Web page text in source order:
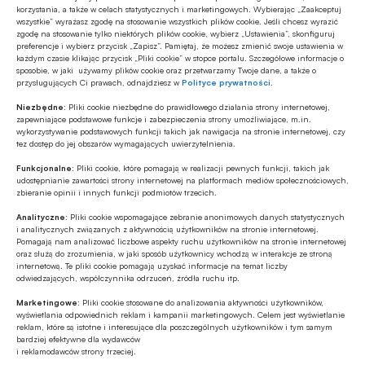
korzystania, a także w celach statystycznych i marketingowych. Wybierając „Zaakceptuj
wszystkie” wyrażasz zgodę na stosowanie wszystkich plików cookie. Jeśli chcesz wyrazić
zgodę na stosowanie tylko niektórych plików cookie, wybierz „Ustawienia”, skonfiguruj
preferencje i wybierz przycisk „Zapisz”. Pamiętaj, że możesz zmienić swoje ustawienia w
każdym czasie klikając przycisk „Pliki cookie” w stopce portalu. Szczegółowe informacje o
sposobie, w jaki używamy plików cookie oraz przetwarzamy Twoje dane, a także o
przysługujących Ci prawach, odnajdziesz wPolityce prywatności
Niezbędne: Pliki cookie niezbędne do prawidłowego działania strony internetowej,
zapewniające podstawowe funkcje i zabezpieczenia strony umożliwiające, m.in.
wykorzystywanie podstawowych funkcji takich jak nawigacja na stronie internetowej, czy
tez dostęp do jej obszarów wymagających uwierzytelnienia.
Funkcjonalne: Pliki cookie, które pomagają w realizacji pewnych funkcji, takich jak
udostępnianie zawartości strony internetowej na platformach mediów społecznościowych,
zbieranie opinii i innych funkcji podmiotów trzecich.
Analityczne: Pliki cookie wspomagające zebranie anonimowych danych statystycznych
i analitycznych związanych z aktywnością użytkowników na stronie internetowej.
Pomagają nam analizować liczbowe aspekty ruchu użytkowników na stronie internetowej
oraz służą do zrozumienia, w jaki sposób użytkownicy wchodzą w interakcje ze stroną
internetową. Te pliki cookie pomagają uzyskać informacje na temat liczby
odwiedzających, współczynnika odrzuceń, źródła ruchu itp.
Marketingowe: Pliki cookie stosowane do analizowania aktywności użytkowników,
wyświetlania odpowiednich reklam i kampanii marketingowych. Celem jest wyświetlanie
reklam, które są istotne i interesujące dla poszczególnych użytkowników i tym samym
bardziej efektywne dla wydawców
i reklamodawców strony trzeciej.
Stopień redukcji luki PKB per capita
2025 rokiem
Źródło: MAKROmapa / Credit Agricole
Bank Polska
Kolejnym godnym uwagi punktem odniesienia jest
rok 2004, kiedy Polska, Czechy, Węgry, Rumunia,